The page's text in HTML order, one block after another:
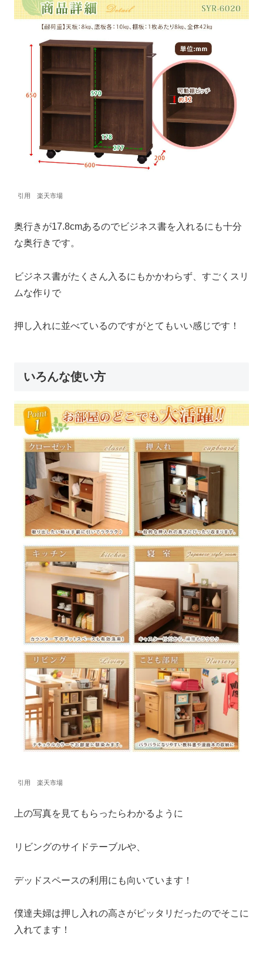
引用 楽天市場
奥行きが17.8cmあるのでビジネス書を入れるにも十分
な奥行きです。
ビジネス書がたくさん入るにもかかわらず、すごくスリ
ムな作りで
押し入れに並べているのですがとてもいい感じです！
いろんな使い方
引用 楽天市場
上の写真を見てもらったらわかるように
リビングのサイドテーブルや、
デッドスペースの利用にも向いています！
僕達夫婦は押し入れの高さがピッタリだったのでそこに
入れてます！